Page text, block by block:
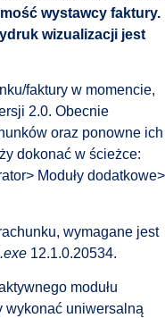
wystawcy faktury.
wizualizacji jest
faktury w momencie,
2.0. Obecnie
oraz ponowne ich
dokonać w ścieżce:
Moduły dodatkowe>
wymagane jest
12.1.0.20534.
modułu
uniwersalną